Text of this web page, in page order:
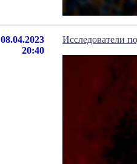
08.04.2023
20:40
Исследователи